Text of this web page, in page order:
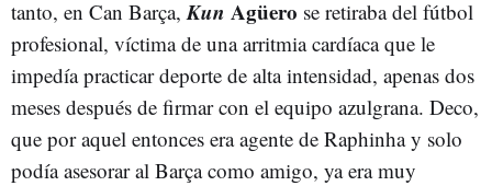
tanto, en Can Barça, Kun Agüero se retiraba del fútbol
profesional, víctima de una arritmia cardíaca que le
impedía practicar deporte de alta intensidad, apenas dos
meses después de firmar con el equipo azulgrana. Deco,
que por aquel entonces era agente de Raphinha y solo
podía asesorar al Barça como amigo, ya era muy